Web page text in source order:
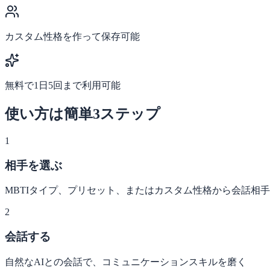
カスタム性格を作って保存可能
無料で1日5回まで利用可能
使い方は簡単3ステップ
1
相手を選ぶ
MBTIタイプ、プリセット、またはカスタム性格から会話相
2
会話する
自然なAIとの会話で、コミュニケーションスキルを磨く